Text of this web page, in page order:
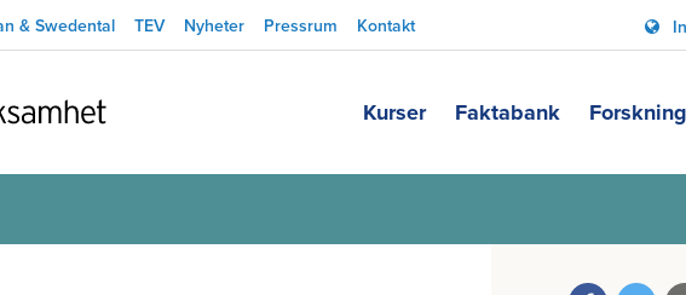
& Swedental TEV Nyheter Pressrum Kontakt
Kurser Faktabank Forskning